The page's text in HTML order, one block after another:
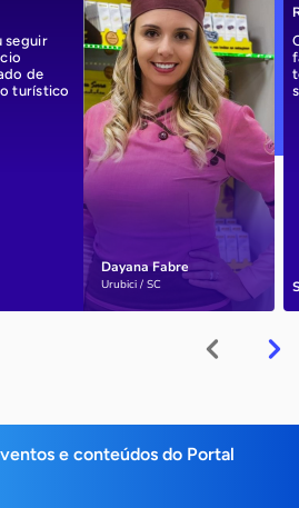
Dayana Fabre
Urubici / SC
seguir
de
turístico
e conteúdos do Portal